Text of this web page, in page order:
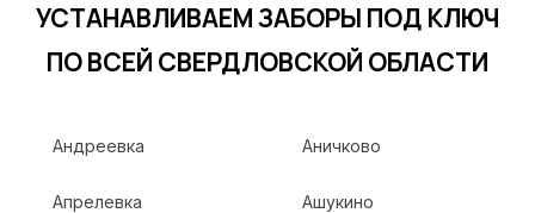
УСТАНАВЛИВАЕМ ЗАБОРЫ ПОД КЛЮЧ
ПО ВСЕЙ СВЕРДЛОВСКОЙ ОБЛАСТИ
Андреевка Аничково
Апрелевка Ашукино